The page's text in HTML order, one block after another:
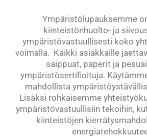
Ympäristölupauksemme
kiinteistönhuolto- ja
ympäristövastuullisesti koko
voimalla. Kaikki asiakkaille
saippuat, paperit ja
ympäristösertifioituja.
mahdollista
Lisäksi rohkaisemme
ympäristövastuullisiin tekoihin,
kiinteistöjen